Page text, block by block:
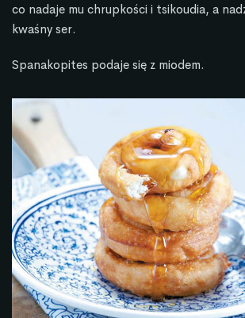
co nadaje mu chrupkości i tsikoudia, a
kwaśny ser.
Spanakopites podaje się z miodem.